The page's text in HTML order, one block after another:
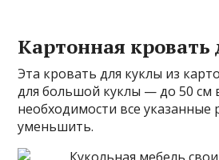
Картонная кровать
Эта кровать для куклы из
для большой куклы — до 50 см
необходимости все
уменьшить.